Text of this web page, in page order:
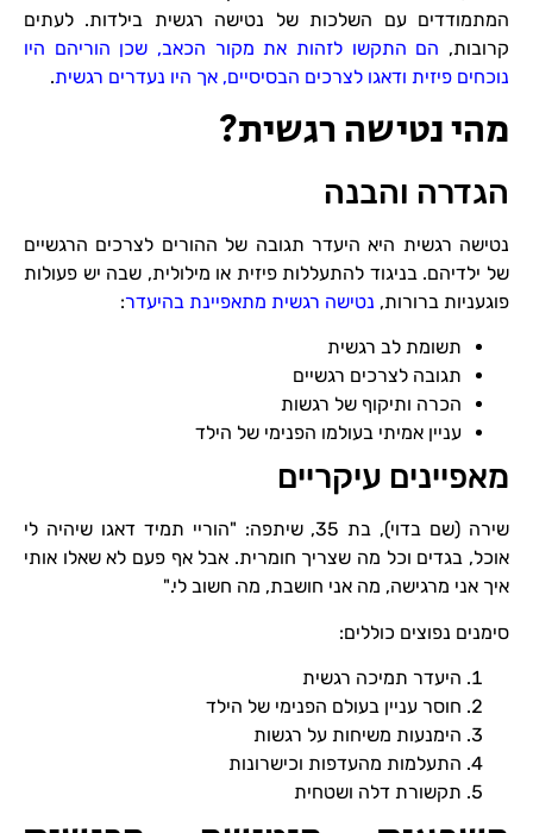
המתמודדים עם השלכות של נטישה רגשית בילדות. לעתים
קרובות, הם התקשו לזהות את מקור הכאב, שכן הוריהם היו
נוכחים פיזית ודאגו לצרכים הבסיסיים, אך היו נעדרים רגשית.
מהי נטישה רגשית?
הגדרה והבנה
נטישה רגשית היא היעדר תגובה של ההורים לצרכים הרגשיים
של ילדיהם. בניגוד להתעללות פיזית או מילולית, שבה יש פעולות
פוגעניות ברורות, נטישה רגשית מתאפיינת בהיעדר:
תשומת לב רגשית
תגובה לצרכים רגשיים
הכרה ותיקוף של רגשות
עניין אמיתי בעולמו הפנימי של הילד
מאפיינים עיקריים
שירה (שם בדוי), בת 35, שיתפה: "הוריי תמיד דאגו שיהיה לי
אוכל, בגדים וכל מה שצריך חומרית. אבל אף פעם לא שאלו אותי
איך אני מרגישה, מה אני חושבת, מה חשוב לי."
סימנים נפוצים כוללים:
היעדר תמיכה רגשית
חוסר עניין בעולם הפנימי של הילד
הימנעות משיחות על רגשות
התעלמות מהעדפות וכישרונות
תקשורת דלה ושטחית